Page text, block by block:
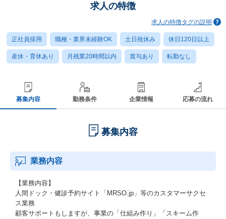
求人の特徴
求人の特徴タグの説明
正社員採用 職種・業界未経験OK 土日祝休み 休日120日以上
産休・育休あり 月残業20時間以内 賞与あり 転勤なし
募集内容 勤務条件 企業情報 応募の流れ
募集内容
業務内容
【業務内容】
人間ドック・健診予約サイト「MRSO.jp」等のカスタマーサクセ
ス業務
顧客サポートもしますが、事業の「仕組み作り」「スキーム作